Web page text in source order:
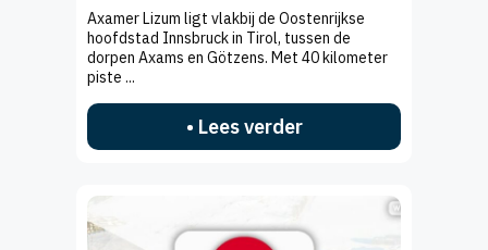
Axamer Lizum ligt vlakbij de Oostenrijkse
hoofdstad Innsbruck in Tirol, tussen de
dorpen Axams en Götzens. Met 40 kilometer
piste ...
• Lees verder